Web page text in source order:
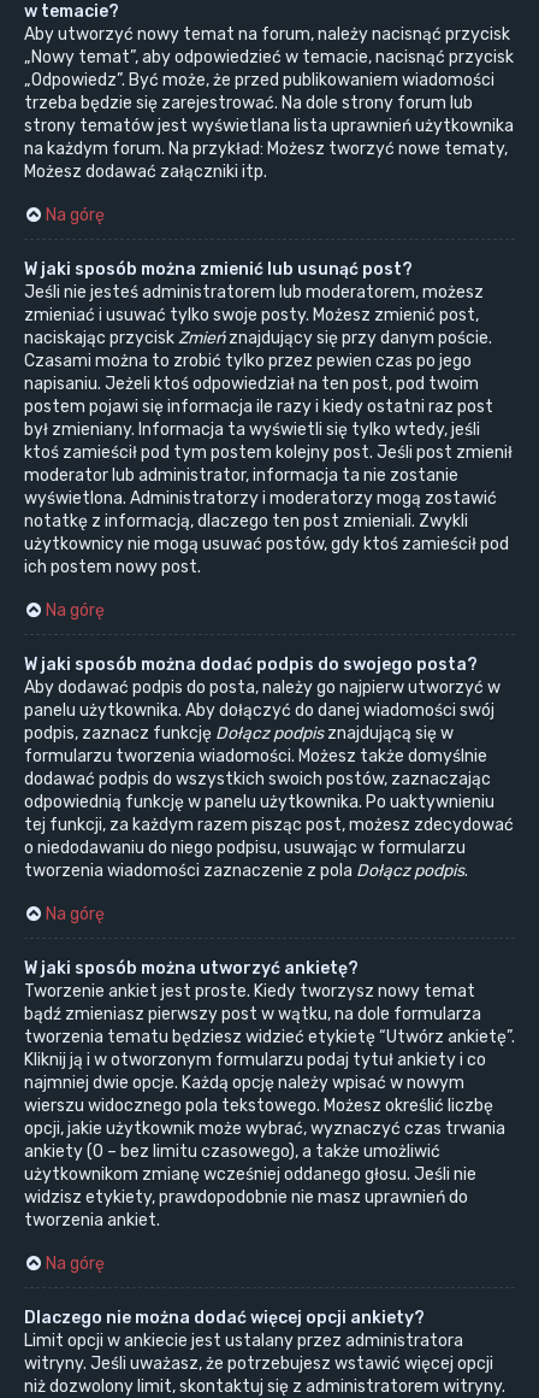
w temacie?
Aby utworzyć nowy temat na forum, należy nacisnąć przycisk
„Nowy temat”, aby odpowiedzieć w temacie, nacisnąć przycisk
„Odpowiedz”. Być może, że przed publikowaniem wiadomości
trzeba będzie się zarejestrować. Na dole strony forum lub
strony tematów jest wyświetlana lista uprawnień użytkownika
na każdym forum. Na przykład: Możesz tworzyć nowe tematy,
Możesz dodawać załączniki itp.
Na górę
W jaki sposób można zmienić lub usunąć post?
Jeśli nie jesteś administratorem lub moderatorem, możesz
zmieniać i usuwać tylko swoje posty. Możesz zmienić post,
naciskając przyciskZmieńznajdujący się przy danym poście.
Czasami można to zrobić tylko przez pewien czas po jego
napisaniu. Jeżeli ktoś odpowiedział na ten post, pod twoim
postem pojawi się informacja ile razy i kiedy ostatni raz post
był zmieniany. Informacja ta wyświetli się tylko wtedy, jeśli
ktoś zamieścił pod tym postem kolejny post. Jeśli post zmienił
moderator lub administrator, informacja ta nie zostanie
wyświetlona. Administratorzy i moderatorzy mogą zostawić
notatkę z informacją, dlaczego ten post zmieniali. Zwykli
użytkownicy nie mogą usuwać postów, gdy ktoś zamieścił pod
ich postem nowy post.
Na górę
W jaki sposób można dodać podpis do swojego posta?
Aby dodawać podpis do posta, należy go najpierw utworzyć w
panelu użytkownika. Aby dołączyć do danej wiadomości swój
podpis, zaznacz funkcję Dołącz podpisznajdującą się w
formularzu tworzenia wiadomości. Możesz także domyślnie
dodawać podpis do wszystkich swoich postów, zaznaczając
odpowiednią funkcję w panelu użytkownika. Po uaktywnieniu
tej funkcji, za każdym razem pisząc post, możesz zdecydować
o niedodawaniu do niego podpisu, usuwając w formularzu
tworzenia wiadomości zaznaczenie z pola Dołącz podpis.
Na górę
W jaki sposób można utworzyć ankietę?
Tworzenie ankiet jest proste. Kiedy tworzysz nowy temat
bądź zmieniasz pierwszy post w wątku, na dole formularza
tworzenia tematu będziesz widzieć etykietę “Utwórz ankietę”.
Kliknij ją i w otworzonym formularzu podaj tytuł ankiety i co
najmniej dwie opcje. Każdą opcję należy wpisać w nowym
wierszu widocznego pola tekstowego. Możesz określić liczbę
opcji, jakie użytkownik może wybrać, wyznaczyć czas trwania
ankiety (0 – bez limitu czasowego), a także umożliwić
użytkownikom zmianę wcześniej oddanego głosu. Jeśli nie
widzisz etykiety, prawdopodobnie nie masz uprawnień do
tworzenia ankiet.
Na górę
Dlaczego nie można dodać więcej opcji ankiety?
Limit opcji w ankiecie jest ustalany przez administratora
witryny. Jeśli uważasz, że potrzebujesz wstawić więcej opcji
niż dozwolony limit, skontaktuj się z administratorem witryny.